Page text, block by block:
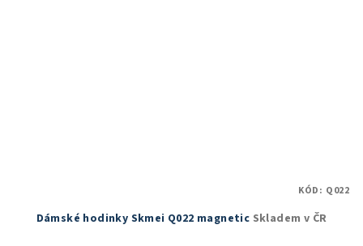
Dámské hodinky Skmei Q022 magnetic Skladem v ČR
KÓD: Q022